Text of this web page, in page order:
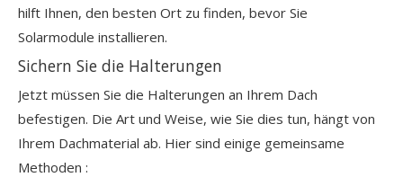
hilft Ihnen, den besten Ort zu finden, bevor Sie
Solarmodule installieren.
Sichern Sie die Halterungen
Jetzt müssen Sie die Halterungen an Ihrem Dach
befestigen. Die Art und Weise, wie Sie dies tun, hängt von
Ihrem Dachmaterial ab. Hier sind einige gemeinsame
Methoden :